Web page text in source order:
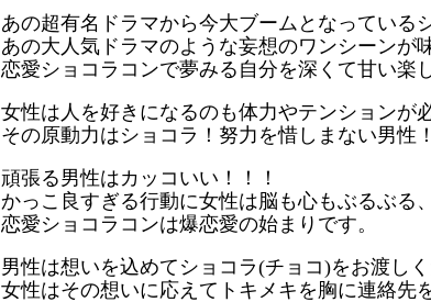
あの超有名ドラマから今大ブームとなっている
あの大人気ドラマのような妄想のワンシーンが
恋愛ショコラコンで夢みる自分を深くて甘い楽
女性は人を好きになるのも体力やテンションが
その原動力はショコラ！努力を惜しまない男性
頑張る男性はカッコいい！！！
かっこ良すぎる行動に女性は脳も心もぶるぶる
恋愛ショコラコンは爆恋愛の始まりです。
男性は想いを込めてショコラ(チョコ)をお渡しく
女性はその想いに応えてトキメキを胸に連絡先